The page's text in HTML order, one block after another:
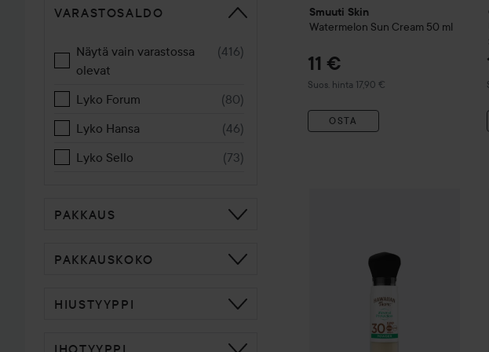
VARASTOSALDO
Näytä vain varastossa
olevat
(416)
Lyko Forum (80)
Lyko Hansa
(46)
Lyko Sello
(73)
PAKKAUS
PAKKAUSKOKO
HIUSTYYPPI
IHOTYYPPI
Smuuti Skin
Watermelon Sun Cream 50 ml
11 €
Suos. hinta 17,90 €
Suositeltu hinta 17,90 €
OSTA